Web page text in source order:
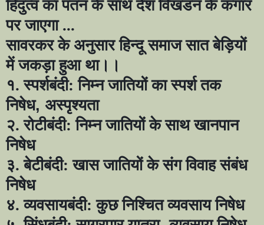
हिंदुत्व का पतन के साथ देश विखंडन के कगार
पर जाएगा ...
सावरकर के अनुसार हिन्दू समाज सात बेड़ियों
में जकड़ा हुआ था।।
१. स्पर्शबंदी: निम्न जातियों का स्पर्श तक
निषेध, अस्पृश्यता
२. रोटीबंदी: निम्न जातियों के साथ खानपान
निषेध
३. बेटीबंदी: खास जातियों के संग विवाह संबंध
निषेध
४. व्यवसायबंदी: कुछ निश्चित व्यवसाय निषेध